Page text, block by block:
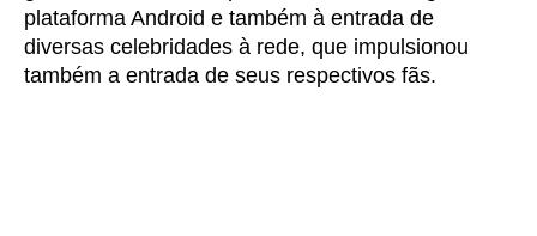
plataforma Android e também à entrada de
diversas celebridades à rede, que impulsionou
também a entrada de seus respectivos fãs.